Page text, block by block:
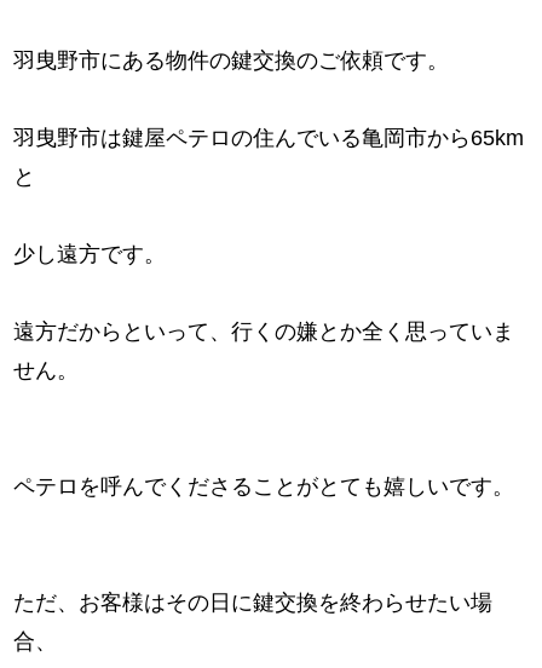
羽曳野市にある物件の鍵交換のご依頼です。
羽曳野市は鍵屋ペテロの住んでいる亀岡市から65km
と
少し遠方です。
遠方だからといって、行くの嫌とか全く思っていま
せん。
ペテロを呼んでくださることがとても嬉しいです。
ただ、お客様はその日に鍵交換を終わらせたい場
合、